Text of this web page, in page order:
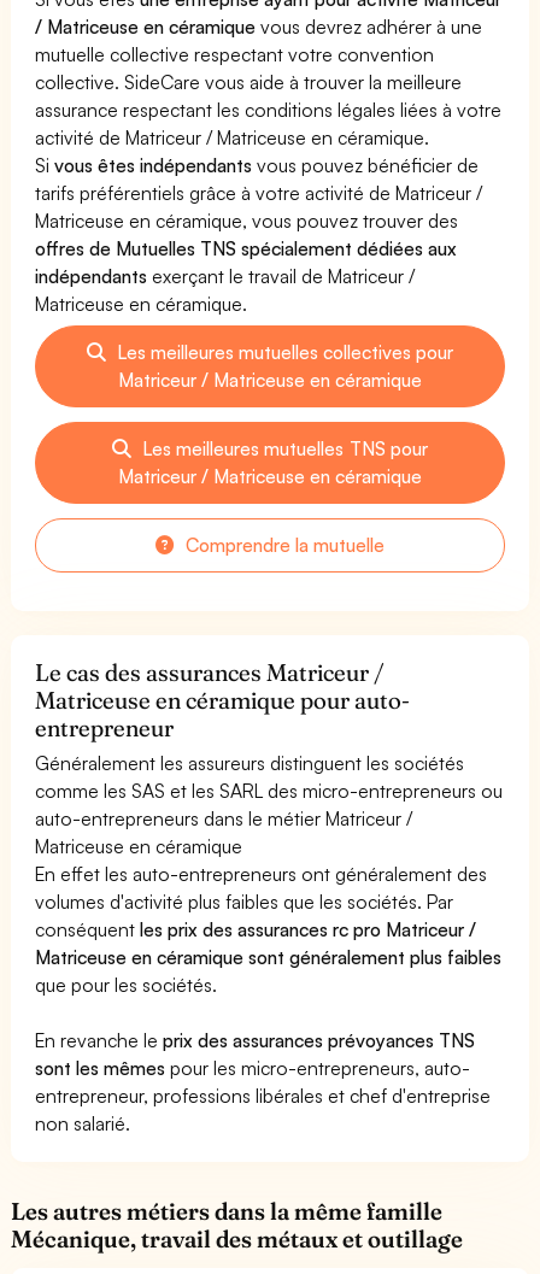
/ Matriceuse en céramique vous devrez adhérer à une
mutuelle collective respectant votre convention
collective. SideCare vous aide à trouver la meilleure
assurance respectant les conditions légales liées à votre
activité de Matriceur / Matriceuse en céramique.
Sivous êtes indépendants vous pouvez bénéficier de
tarifs préférentiels grâce à votre activité de Matriceur /
Matriceuse en céramique, vous pouvez trouver des
offres de Mutuelles TNS spécialement dédiées aux
indépendants exerçant le travail de Matriceur /
Matriceuse en céramique.
Les meilleures mutuelles collectives pour
Matriceur / Matriceuse en céramique
Les meilleures mutuelles TNS pour
Matriceur / Matriceuse en céramique
Comprendre la mutuelle
Le cas des assurances Matriceur /
Matriceuse en céramique pour auto-
entrepreneur
Généralement les assureurs distinguent les sociétés
comme les SAS et les SARL des micro-entrepreneurs ou
auto-entrepreneurs dans le métier Matriceur /
Matriceuse en céramique
En effet les auto-entrepreneurs ont généralement des
volumes d'activité plus faibles que les sociétés. Par
conséquentles prix des assurances rc pro Matriceur /
Matriceuse en céramique sont généralement plus faibles
que pour les sociétés.
En revanche leprix des assurances prévoyances TNS
sont les mêmes pour les micro-entrepreneurs, auto-
entrepreneur, professions libérales et chef d'entreprise
non salarié.
Les autres métiers dans la même famille
Mécanique, travail des métaux et outillage